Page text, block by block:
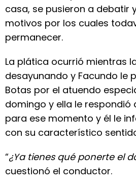
casa, se pusieron a debatir
motivos por los cuales
permanecer.
La plática ocurrió mientras
desayunando y Facundo le
Botas por el atuendo
domingo y ella le respondió
para ese momento y él le
con su característico
“¿Ya tienes qué ponerte el
cuestionó el conductor.